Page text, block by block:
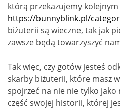
którą przekazujemy
https://bunnyblink.pl/
biżuterii są wieczne, tak jak
zawsze będą towarzyszyć
Tak więc, czy gotów jesteś
skarby biżuterii, które masz
spojrzeć na nie nie tylko
część swojej historii, której